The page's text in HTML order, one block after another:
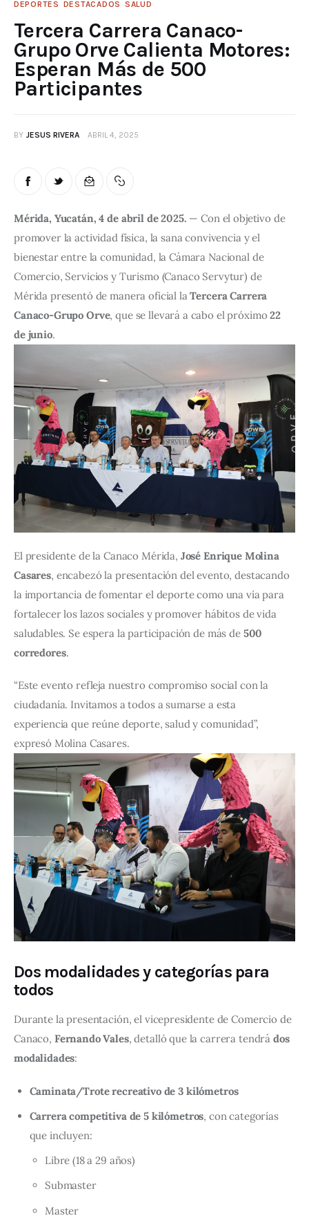
DEPORTES DESTACADOS SALUD
Tercera Carrera Canaco-
Grupo Orve Calienta Motores:
Esperan Más de 500
Participantes
BY JESUS RIVERA ABRIL 4, 2025
Mérida, Yucatán, 4 de abril de 2025. — Con el objetivo de
promover la actividad física, la sana convivencia y el
bienestar entre la comunidad, la Cámara Nacional de
Comercio, Servicios y Turismo (Canaco Servytur) de
Mérida presentó de manera oficial la Tercera Carrera
Canaco-Grupo Orve, que se llevará a cabo el próximo 22
de junio.
El presidente de la Canaco Mérida, José Enrique Molina
Casares, encabezó la presentación del evento, destacando
la importancia de fomentar el deporte como una vía para
fortalecer los lazos sociales y promover hábitos de vida
saludables. Se espera la participación de más de 500
corredores.
“Este evento refleja nuestro compromiso social con la
ciudadanía. Invitamos a todos a sumarse a esta
experiencia que reúne deporte, salud y comunidad”,
expresó Molina Casares.
Dos modalidades y categorías para
todos
Durante la presentación, el vicepresidente de Comercio de
Canaco, Fernando Vales, detalló que la carrera tendrá dos
modalidades:
Caminata/Trote recreativo de 3 kilómetros
Carrera competitiva de 5 kilómetros, con categorías
que incluyen:
Libre (18 a 29 años)
Submaster
Master